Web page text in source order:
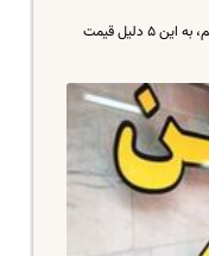
امروز با معرفی سریع ۵ دلیل با شما هستیم که معتقدیم، به این ۵ دلیل قیمت